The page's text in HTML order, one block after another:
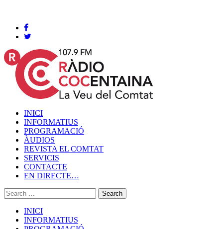
INICI
INFORMATIUS
PROGRAMACIÓ
ÀUDIOS
REVISTA EL COMTAT
SERVICIS
CONTACTE
EN DIRECTE…
INICI
INFORMATIUS